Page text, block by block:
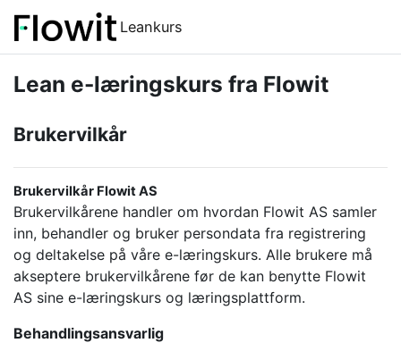
Leankurs
Lean e-læringskurs fra Flowit
Brukervilkår
Brukervilkår Flowit AS
Brukervilkårene handler om hvordan Flowit AS samler
inn, behandler og bruker persondata fra registrering
og deltakelse på våre e-læringskurs. Alle brukere må
akseptere brukervilkårene før de kan benytte Flowit
AS sine e-læringskurs og læringsplattform.
Behandlingsansvarlig